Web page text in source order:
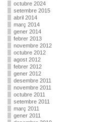
octubre 2024
setembre 2015
abril 2014
març 2014
gener 2014
febrer 2013
novembre 2012
octubre 2012
agost 2012
febrer 2012
gener 2012
desembre 2011
novembre 2011
octubre 2011
setembre 2011
març 2011
gener 2011